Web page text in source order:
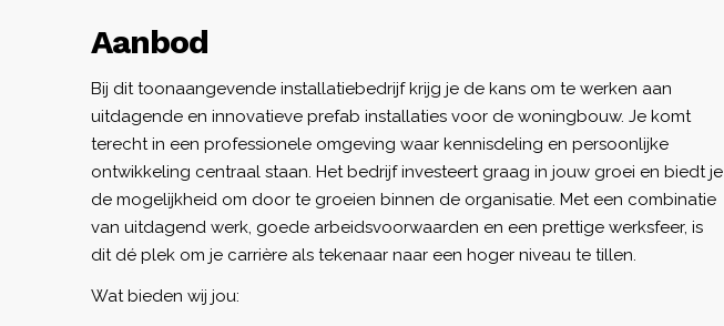
Aanbod
Bij dit toonaangevende installatiebedrijf krijg je de kans om te werken aan
uitdagende en innovatieve prefab installaties voor de woningbouw. Je komt
terecht in een professionele omgeving waar kennisdeling en persoonlijke
ontwikkeling centraal staan. Het bedrijf investeert graag in jouw groei en biedt je
de mogelijkheid om door te groeien binnen de organisatie. Met een combinatie
van uitdagend werk, goede arbeidsvoorwaarden en een prettige werksfeer, is
dit dé plek om je carrière als tekenaar naar een hoger niveau te tillen.
Wat bieden wij jou: